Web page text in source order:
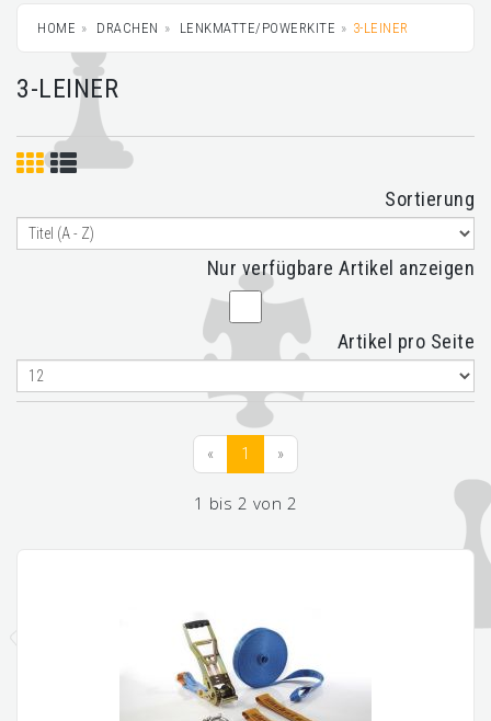
HOME DRACHEN LENKMATTE/POWERKITE 3-LEINER
3-LEINER
Sortierung
Nur verfügbare Artikel anzeigen
Artikel pro Seite
« 1 »
1 bis 2 von 2